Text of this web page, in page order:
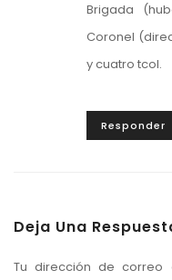
Brigada
Coronel
y cuatro tcol.
Responder
Deja Una
Tu dirección de correo